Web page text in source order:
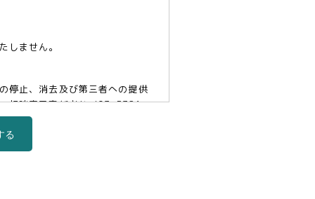
しません。
停止、消去及び第三者への提供
・相談窓口責任者(tel03-5321-
る